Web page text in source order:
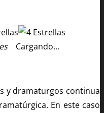
Cargando...
y dramaturgos continua
En este caso